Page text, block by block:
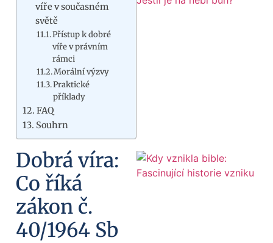
víře v současném
světě
Přístup k dobré
víře v právním
rámci
Morální výzvy
Praktické
příklady
FAQ
Souhrn
Dobrá víra:
Co říká
zákon č.
40/1964 Sb